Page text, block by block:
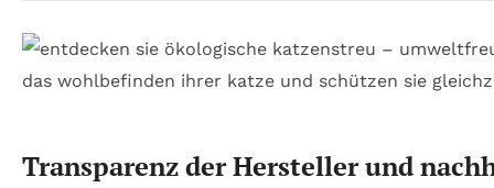
Transparenz der Hersteller und